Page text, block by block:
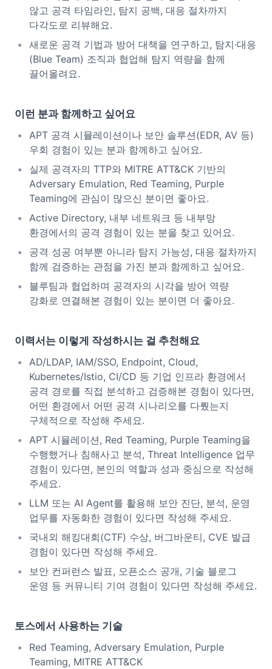
않고 공격 타임라인, 탐지 공백, 대응 절차까지
다각도로 리뷰해요.
새로운 공격 기법과 방어 대책을 연구하고, 탐지·대응
(Blue Team) 조직과 협업해 탐지 역량을 함께
끌어올려요.
이런 분과 함께하고 싶어요
APT 공격 시뮬레이션이나 보안 솔루션(EDR, AV 등)
우회 경험이 있는 분과 함께하고 싶어요.
실제 공격자의 TTP와 MITRE ATT&CK 기반의
Adversary Emulation, Red Teaming, Purple
Teaming에 관심이 많으신 분이면 좋아요.
Active Directory, 내부 네트워크 등 내부망
환경에서의 공격 경험이 있는 분을 찾고 있어요.
공격 성공 여부뿐 아니라 탐지 가능성, 대응 절차까지
함께 검증하는 관점을 가진 분과 함께하고 싶어요.
블루팀과 협업하며 공격자의 시각을 방어 역량
강화로 연결해본 경험이 있는 분이면 더 좋아요.
이력서는 이렇게 작성하시는 걸 추천해요
AD/LDAP, IAM/SSO, Endpoint, Cloud,
Kubernetes/Istio, CI/CD 등 기업 인프라 환경에서
공격 경로를 직접 분석하고 검증해본 경험이 있다면,
어떤 환경에서 어떤 공격 시나리오를 다뤘는지
구체적으로 작성해 주세요.
APT 시뮬레이션, Red Teaming, Purple Teaming을
수행했거나 침해사고 분석, Threat Intelligence 업무
경험이 있다면, 본인의 역할과 성과 중심으로 작성해
주세요.
LLM 또는 AI Agent를 활용해 보안 진단, 분석, 운영
업무를 자동화한 경험이 있다면 작성해 주세요.
국내외 해킹대회(CTF) 수상, 버그바운티, CVE 발급
경험이 있다면 작성해 주세요.
보안 컨퍼런스 발표, 오픈소스 공개, 기술 블로그
운영 등 커뮤니티 기여 경험이 있다면 작성해 주세요.
토스에서 사용하는 기술
Red Teaming, Adversary Emulation, Purple
Teaming, MITRE ATT&CK